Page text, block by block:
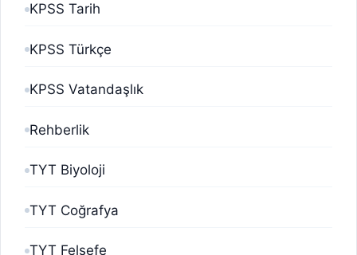
KPSS Tarih
KPSS Türkçe
KPSS Vatandaşlık
Rehberlik
TYT Biyoloji
TYT Coğrafya
TYT Felsefe